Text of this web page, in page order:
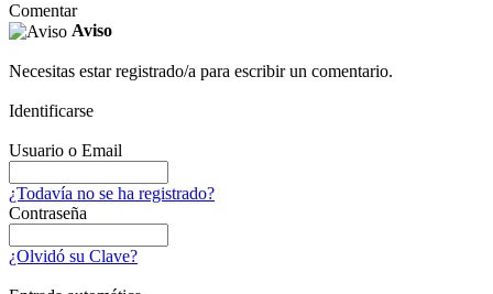
Comentar
Aviso
Necesitas estar registrado/a para escribir un comentario.
Identificarse
Usuario o Email
¿Todavía no se ha registrado?
Contraseña
¿Olvidó su Clave?